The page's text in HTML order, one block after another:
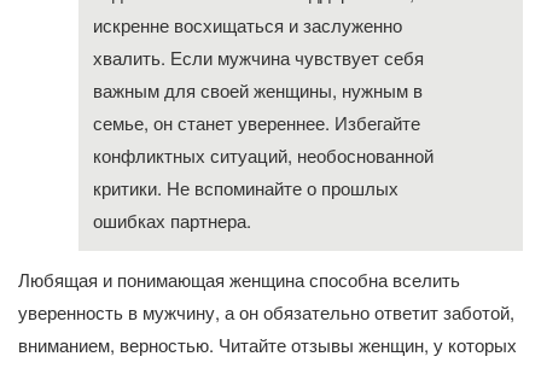
искренне восхищаться и заслуженно
хвалить. Если мужчина чувствует себя
важным для своей женщины, нужным в
семье, он станет увереннее. Избегайте
конфликтных ситуаций, необоснованной
критики. Не вспоминайте о прошлых
ошибках партнера.
Любящая и понимающая женщина способна вселить
уверенность в мужчину, а он обязательно ответит заботой,
вниманием, верностью. Читайте отзывы женщин, у которых